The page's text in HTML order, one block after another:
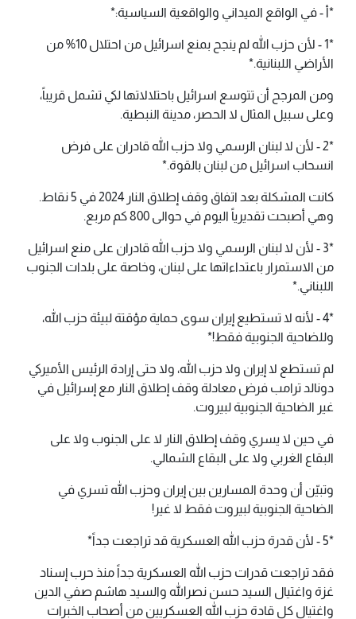
*أ - في الواقع الميداني والواقعية السياسية:*
*1 - لأن حزب الله لم ينجح بمنع اسرائيل من احتلال 10% من
الأراضي اللبنانية.*
ومن المرجح أن تتوسع اسرائيل باحتلالاتها لكي تشمل قريباً،
وعلى سبيل المثال لا الحصر، مدينة النبطية.
*2 - لأن لا لبنان الرسمي ولا حزب الله قادران على فرض
انسحاب اسرائيل من لبنان بالقوة.*
كانت المشكلة بعد اتفاق وقف إطلاق النار 2024 في 5 نقاط.
وهي أصبحت تقديرياً اليوم في حوالى 800 كم مربع.
*3 - لأن لا لبنان الرسمي ولا حزب الله قادران على منع اسرائيل
من الاستمرار باعتداءاتها على لبنان، وخاصة على بلدات الجنوب
اللبناني.*
*4 - لأنه لا تستطيع إيران سوى حماية مؤقتة لبيئة حزب الله،
وللضاحية الجنوبية فقط!*
لم تستطع لا إيران ولا حزب الله، ولا حتى إرادة الرئيس الأميركي
دونالد ترامب فرض معادلة وقف إطلاق النار مع إسرائيل في
غير الضاحية الجنوبية لبيروت.
في حين لا يسري وقف إطلاق النار لا على الجنوب ولا على
البقاع الغربي ولا على البقاع الشمالي.
وتبيّن أن وحدة المسارين بين إيران وحزب الله تسري في
الضاحية الجنوبية لبيروت فقط لا غير!
*5 - لأن قدرة حزب الله العسكرية قد تراجعت جداً*
فقد تراجعت قدرات حزب الله العسكرية جداً منذ حرب إسناد
غزة واغتيال السيد حسن نصرالله والسيد هاشم صفي الدين
واغتيال كل قادة حزب الله العسكريين من أصحاب الخبرات